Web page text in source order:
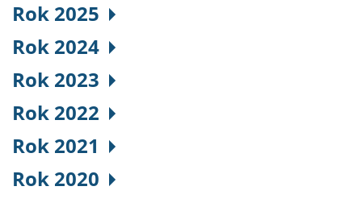
Rok 2025
Rok 2024
Rok 2023
Rok 2022
Rok 2021
Rok 2020